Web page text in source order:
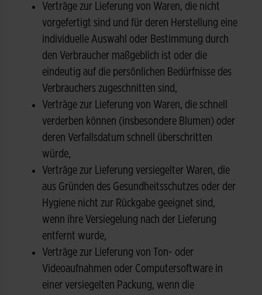
Verträge zur Lieferung von Waren, die nicht
vorgefertigt sind und für deren Herstellung eine
individuelle Auswahl oder Bestimmung durch
den Verbraucher maßgeblich ist oder die
eindeutig auf die persönlichen Bedürfnisse des
Verbrauchers zugeschnitten sind,
Verträge zur Lieferung von Waren, die schnell
verderben können (insbesondere Blumen) oder
deren Verfallsdatum schnell überschritten
würde,
Verträge zur Lieferung versiegelter Waren, die
aus Gründen des Gesundheitsschutzes oder der
Hygiene nicht zur Rückgabe geeignet sind,
wenn ihre Versiegelung nach der Lieferung
entfernt wurde,
Verträge zur Lieferung von Ton- oder
Videoaufnahmen oder Computersoftware in
einer versiegelten Packung, wenn die